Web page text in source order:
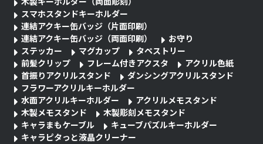
スマホスタンドキーホルダー
連結アクキー缶バッジ（片面印刷）
連結アクキー缶バッジ（両面印刷）
お守り
ステッカー
マグカップ
タペストリー
前髪クリップ
フレーム付きアクスタ
アクリル色紙
首振りアクリルスタンド
ダンシングアクリルスタンド
フラワーアクリルキーホルダー
水面アクリルキーホルダー
アクリルメモスタンド
木製メモスタンド
木製彫刻メモスタンド
キャラまもケーブル
キューブパズルキーホルダー
キャラピタっと液晶クリーナー